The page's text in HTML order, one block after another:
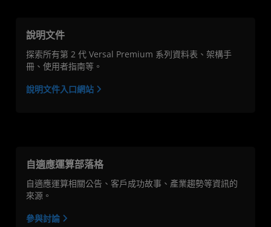
說明文件
探索所有第 2 代 Versal Premium 系列資料表、架構手
冊、使用者指南等。
說明文件入口網站
自適應運算部落格
自適應運算相關公告、客戶成功故事、產業趨勢等資訊的
來源。
參與討論